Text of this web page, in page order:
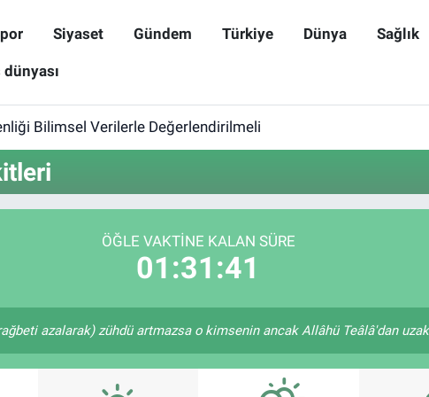
Siyaset Gündem Türkiye Dünya Sağlık
Bilimsel Verilerle Değerlendirilmeli
ÖĞLE VAKTINE KALAN SÜRE
01:31:41
azalarak) zühdü artmazsa o kimsenin ancak Allâhü Teâlâ'dan